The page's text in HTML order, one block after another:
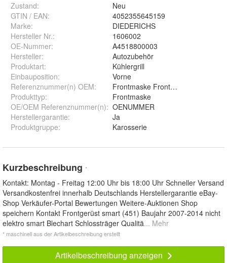
Zustand:
Neu
GTIN / EAN:
4052355645159
Marke:
DIEDERICHS
Hersteller Nr.:
1606002
OE-Nummer:
A4518800003
Hersteller:
Autozubehör
Produktart:
Kühlergrill
Einbauposition:
Vorne
Referenznummer(n) OEM:
Frontmaske Frontgerüst
Produkttyp:
Frontmaske
OE/OEM Referenznummer(n): OENUMMER
Herstellergarantie:
Ja
Produktgruppe: Karosserie
Kurzbeschreibung *
Kontakt: Montag - Freitag 12:00 Uhr bis 18:00 Uhr Schneller Versand
Versandkostenfrei innerhalb Deutschlands Herstellergarantie eBay-
Shop Verkäufer-Portal Bewertungen Weitere-Auktionen Shop
speichern Kontakt Frontgerüst smart (451) Baujahr 2007-2014 nicht
elektro smart Blechart Schlossträger Qualitä... Mehr
* maschinell aus der Artikelbeschreibung erstellt
Artikelbeschreibung anzeigen